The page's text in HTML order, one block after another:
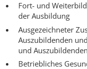
Fort- und
der Ausbildung
Ausgezeichneter
Auszubildenden
und
Betriebliches